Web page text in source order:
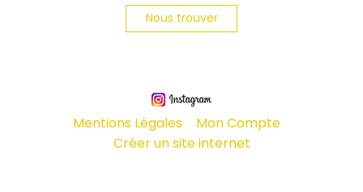
Nous trouver
Mentions Légales
Mon Compte
Créer un site internet